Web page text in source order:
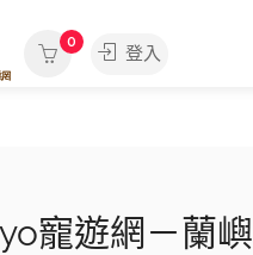
0
登入
寵遊網－蘭嶼